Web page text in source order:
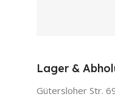
Lager &
Gütersloher Str.